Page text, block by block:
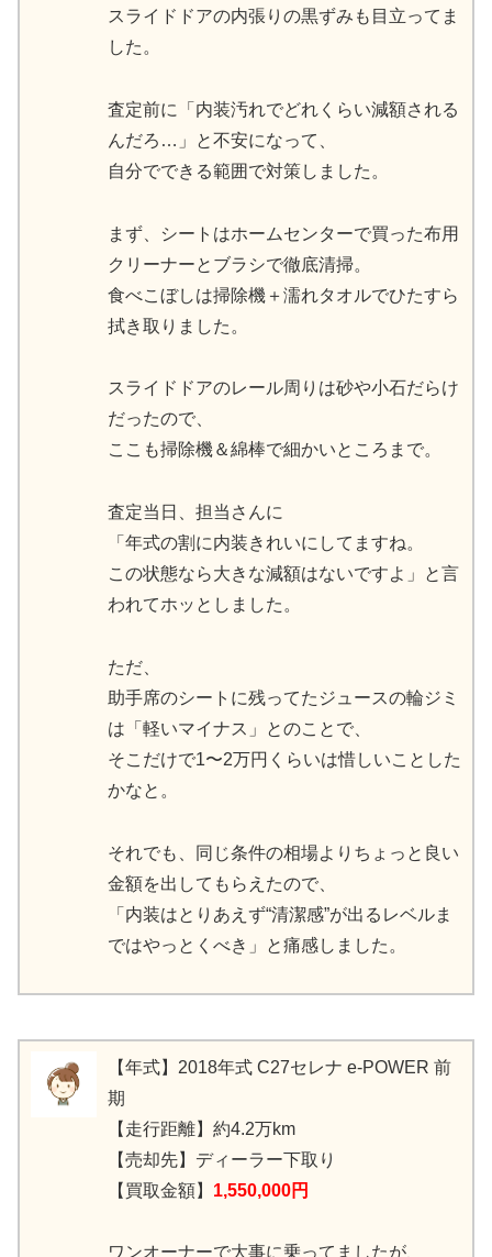
スライドドアの内張りの黒ずみも目立ってま
した。
査定前に「内装汚れでどれくらい減額される
んだろ…」と不安になって、
自分でできる範囲で対策しました。
まず、シートはホームセンターで買った布用
クリーナーとブラシで徹底清掃。
食べこぼしは掃除機＋濡れタオルでひたすら
拭き取りました。
スライドドアのレール周りは砂や小石だらけ
だったので、
ここも掃除機＆綿棒で細かいところまで。
査定当日、担当さんに
「年式の割に内装きれいにしてますね。
この状態なら大きな減額はないですよ」と言
われてホッとしました。
ただ、
助手席のシートに残ってたジュースの輪ジミ
は「軽いマイナス」とのことで、
そこだけで1〜2万円くらいは惜しいことした
かなと。
それでも、同じ条件の相場よりちょっと良い
金額を出してもらえたので、
「内装はとりあえず“清潔感”が出るレベルま
ではやっとくべき」と痛感しました。
【年式】2018年式 C27セレナ e-POWER 前
期
【走行距離】約4.2万km
【売却先】ディーラー下取り
【買取金額】 1,550,000円
ワンオーナーで大事に乗ってましたが、